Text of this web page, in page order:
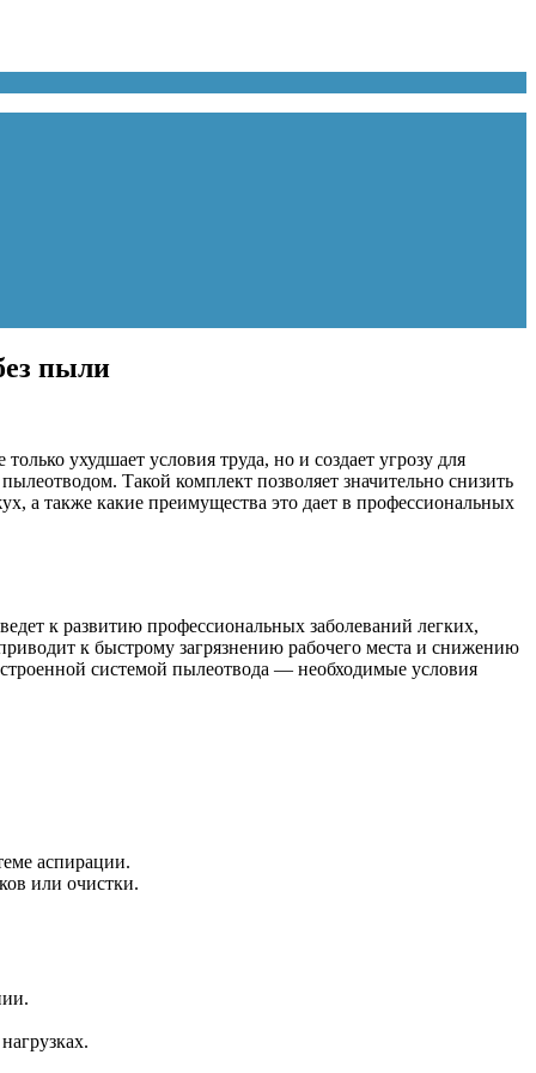
пыли
ухудшает условия труда, но и создает угрозу для
Такой комплект позволяет значительно снизить
а также какие преимущества это дает в профессиональных
к развитию профессиональных заболеваний легких,
к быстрому загрязнению рабочего места и снижению
системой пылеотвода — необходимые условия
аспирации.
или очистки.